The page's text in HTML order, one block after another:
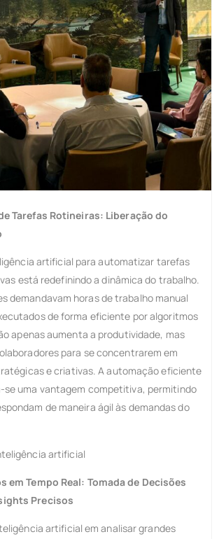
Tarefas Rotineiras: Liberação do
artificial para automatizar tarefas
está redefinindo a dinâmica do trabalho.
demandavam horas de trabalho manual
de forma eficiente por algoritmos
apenas aumenta a produtividade, mas
para se concentrarem em
e criativas. A automação eficiente
se uma vantagem competitiva, permitindo
de maneira ágil às demandas do
em Tempo Real: Tomada de Decisões
Precisos
artificial em analisar grandes